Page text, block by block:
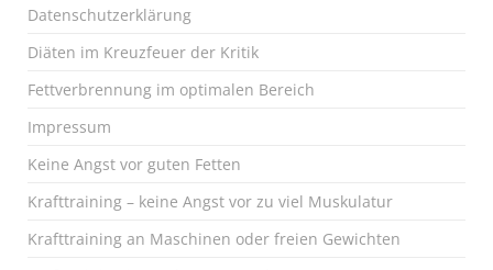
Datenschutzerklärung
Diäten im Kreuzfeuer der Kritik
Fettverbrennung im optimalen Bereich
Impressum
Keine Angst vor guten Fetten
Krafttraining – keine Angst vor zu viel Muskulatur
Krafttraining an Maschinen oder freien Gewichten